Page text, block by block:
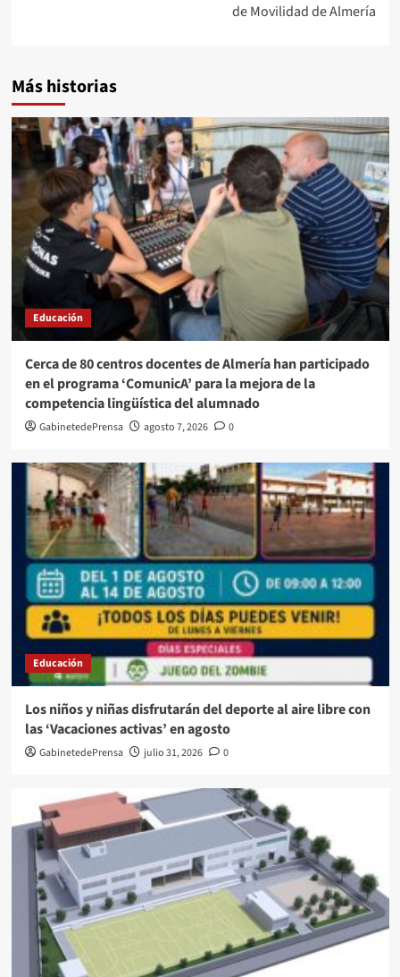
de Movilidad de Almería
Más historias
Educación
Cerca de 80 centros docentes de Almería han participado
en el programa ‘ComunicA’ para la mejora de la
competencia lingüística del alumnado
GabinetedePrensa agosto 7, 2026 0
Educación
Los niños y niñas disfrutarán del deporte al aire libre con
las ‘Vacaciones activas’ en agosto
GabinetedePrensa julio 31, 2026 0